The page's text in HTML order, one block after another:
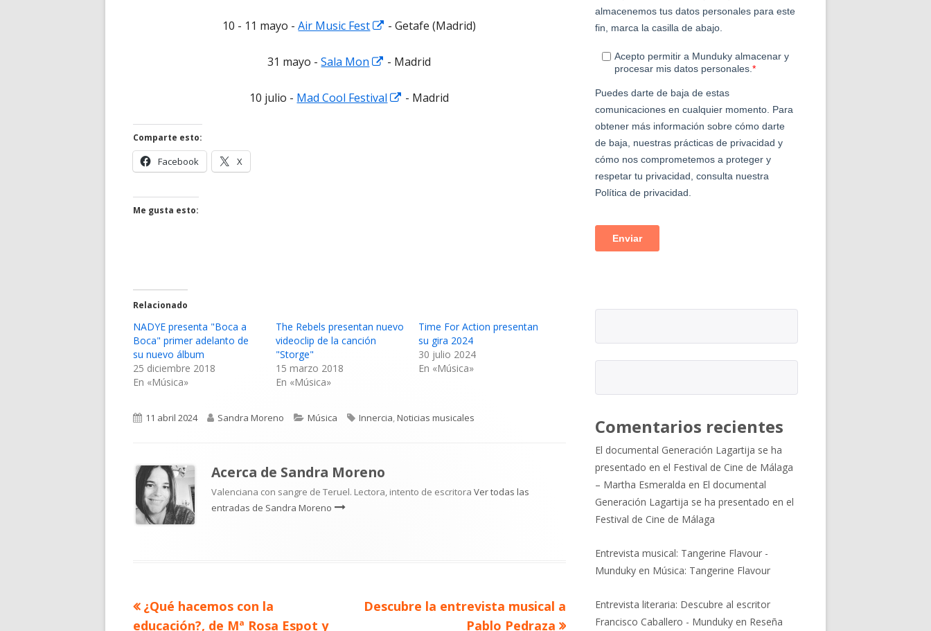
nueva
10 - 11 mayo -Air Music Fest
Abrir
una
nueva
- Getafe (Madrid)
31 mayo -Sala Mon
Abrir
una
- Madrid
10 julio - Mad Cool Festival
Abrir
- Madrid
Comparte esto:
Facebook
Abrir
en
X
en
Me gusta esto:
Relacionado
NADYE presenta "Boca a
Boca" primer adelanto de
su nuevo álbum
25 diciembre 2018
En «Música»
The Rebels presentan nuevo
videoclip de la canción
"Storge"
15 marzo 2018
En «Música»
Time For Action presentan
su gira 2024
30 julio 2024
En «Música»
Publicado
11 abril 2024 Autor
Sandra Moreno Categorías
Música Etiquetas
Innercia,Noticias musicales
Acerca de Sandra Moreno
Valenciana con sangre de Teruel. Lectora, intento de escritora Ver todas las
entradas de Sandra Moreno
Navegación
Artículo
anterior
¿Qué hacemos con la
educación?, de Mª Rosa Espot y
Artículo
Descubre la entrevista musical a
Pablo Pedraza
Comentarios recientes
El documental Generación Lagartija se ha
presentado en el Festival de Cine de Málaga
– Martha Esmeralda en El documental
Generación Lagartija se ha presentado en el
Festival de Cine de Málaga
Entrevista musical: Tangerine Flavour -
Munduky en Música: Tangerine Flavour
Entrevista literaria: Descubre al escritor
Francisco Caballero - Munduky en Reseña